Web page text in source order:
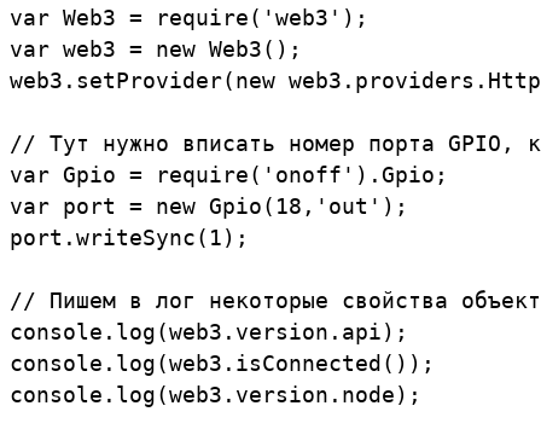
var Web3 = require('web3');
var web3 = new Web3();
web3.setProvider(new
// Тут нужно вписать номер порта GPIO,
var Gpio = require('onoff').Gpio;
var port = new Gpio(18,'out');
port.writeSync(1);
// Пишем в лог некоторые свойства
console.log(web3.version.api);
console.log(web3.isConnected());
console.log(web3.version.node);